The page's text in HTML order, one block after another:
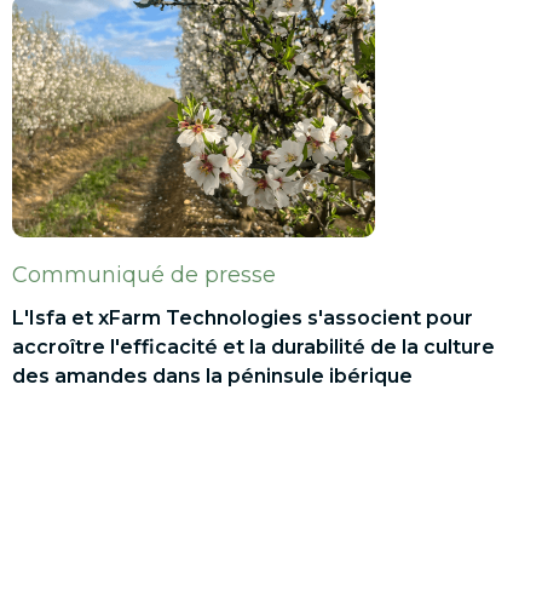
Communiqué de presse
L'Isfa et xFarm Technologies s'associent pour
accroître l'efficacité et la durabilité de la culture
des amandes dans la péninsule ibérique